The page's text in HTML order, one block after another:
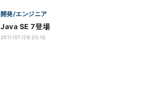
開発/エンジニア
Java SE 7登場
2011/07/29 20:10